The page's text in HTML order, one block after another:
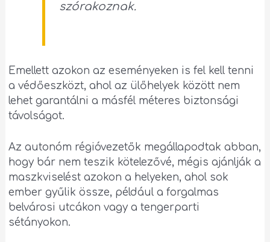
szórakoznak.
Emellett azokon az eseményeken is fel kell tenni
a védőeszközt, ahol az ülőhelyek között nem
lehet garantálni a másfél méteres biztonsági
távolságot.
Az autonóm régióvezetők megállapodtak abban,
hogy bár nem teszik kötelezővé, mégis ajánlják a
maszkviselést azokon a helyeken, ahol sok
ember gyűlik össze, például a forgalmas
belvárosi utcákon vagy a tengerparti
sétányokon.